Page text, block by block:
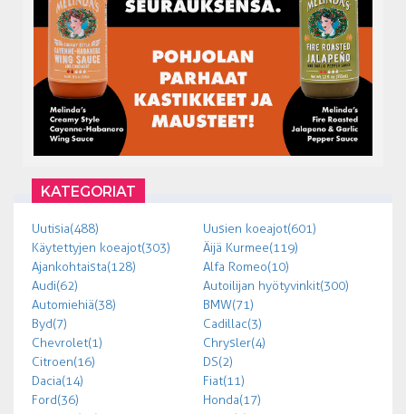
KATEGORIAT
Uutisia (488)
Uusien koeajot (601)
Käytettyjen koeajot (303)
Äijä Kurmee (119)
Ajankohtaista (128)
Alfa Romeo (10)
Audi (62)
Autoilijan hyötyvinkit (300)
Automiehiä (38)
BMW (71)
Byd (7)
Cadillac (3)
Chevrolet (1)
Chrysler (4)
Citroen (16)
DS (2)
Dacia (14)
Fiat (11)
Ford (36)
Honda (17)